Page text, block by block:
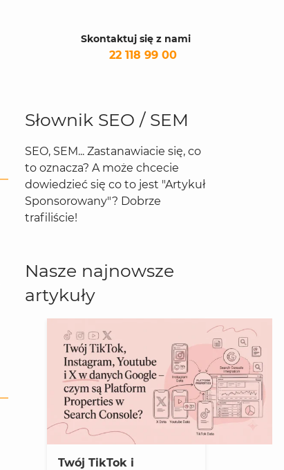
Skontaktuj się z nami
22 118 99 00
Słownik SEO / SEM
SEO, SEM... Zastanawiacie się, co
to oznacza? A może chcecie
dowiedzieć się co to jest "Artykuł
Sponsorowany"? Dobrze
trafiliście!
Nasze najnowsze
artykuły
Twój TikTok i